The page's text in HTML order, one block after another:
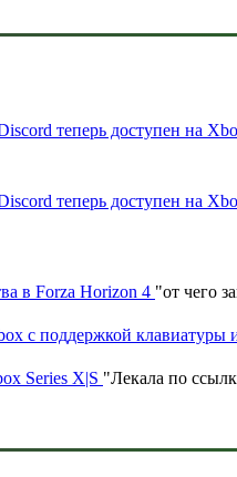
теперь доступен на
теперь доступен на
в Forza Horizon 4 "от чего
c поддержкой
Series X|S "Лекала по